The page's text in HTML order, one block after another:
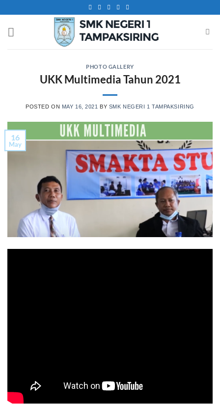
content
PHOTO GALLERY
UKK Multimedia Tahun 2021
POSTED ON MAY 16, 2021 BY SMK NEGERI 1 TAMPAKSIRING
16
May